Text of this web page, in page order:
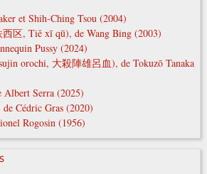
et Shih-Ching Tsou (2004)
区, Tiě xī qū), de Wang Bing (2003)
Pussy (2024)
orochi, 大殺陣雄呂血), de Tokuzō Tanaka
Albert Serra (2025)
Cédric Gras (2020)
Rogosin (1956)